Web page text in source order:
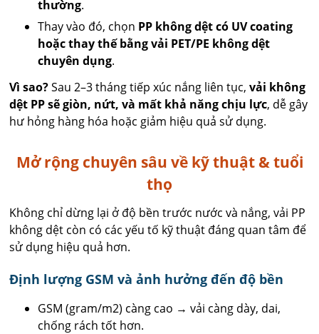
thường.
Thay vào đó, chọn PP không dệt có UV coating
hoặc thay thế bằng vải PET/PE không dệt
chuyên dụng.
Vì sao?Sau 2–3 tháng tiếp xúc nắng liên tục,vải không
dệt PP sẽ giòn, nứt, và mất khả năng chịu lực, dễ gây
hư hỏng hàng hóa hoặc giảm hiệu quả sử dụng.
Mở rộng chuyên sâu về kỹ thuật & tuổi
thọ
Không chỉ dừng lại ở độ bền trước nước và nắng, vải PP
không dệt còn có các yếu tố kỹ thuật đáng quan tâm để
sử dụng hiệu quả hơn.
Định lượng GSM và ảnh hưởng đến độ bền
GSM (gram/m2) càng cao → vải càng dày, dai,
chống rách tốt hơn.